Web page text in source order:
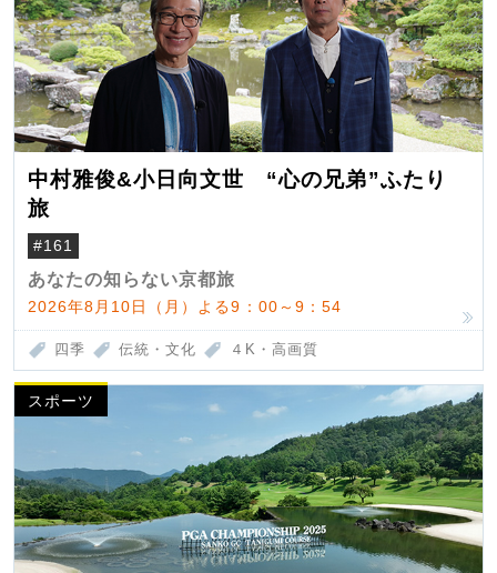
中村雅俊&小日向文世 “心の兄弟”ふたり
旅
#161
あなたの知らない京都旅
2026年8月10日（月）よる9：00～9：54
四季 伝統・文化 ４K・高画質
スポーツ